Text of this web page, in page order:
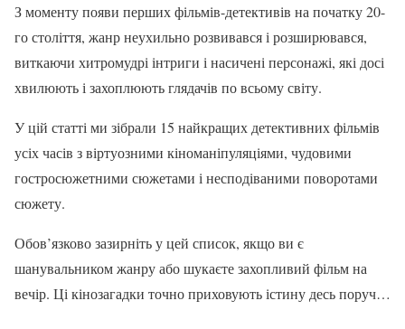
З моменту появи перших фільмів-детективів на початку 20-
го століття, жанр неухильно розвивався і розширювався,
виткаючи хитромудрі інтриги і насичені персонажі, які досі
хвилюють і захоплюють глядачів по всьому світу.
У цій статті ми зібрали 15 найкращих детективних фільмів
усіх часів з віртуозними кіноманіпуляціями, чудовими
гостросюжетними сюжетами і несподіваними поворотами
сюжету.
Обов’язково зазирніть у цей список, якщо ви є
шанувальником жанру або шукаєте захопливий фільм на
вечір. Ці кінозагадки точно приховують істину десь поруч…